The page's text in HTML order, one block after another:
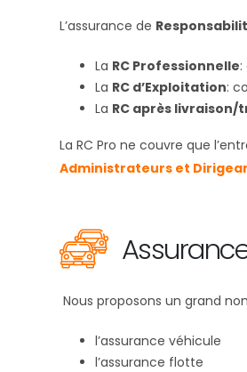
L’assurance de
La RC Professionnelle
La RC d’Exploitation:
La RC après livraison/
La RC Pro ne couvre que
Administrateurs et
Nous proposons un grand
l’assurance véhicule
l’assurance flotte